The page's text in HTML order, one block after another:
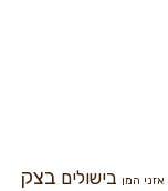
אזני המן בישולים בצק